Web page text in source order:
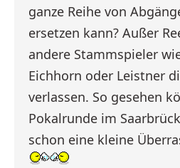
ganze Reihe von
ersetzen kann? Außer
andere Stammspieler
Eichhorn oder Leistner
verlassen. So gesehen
Pokalrunde im
schon eine kleine